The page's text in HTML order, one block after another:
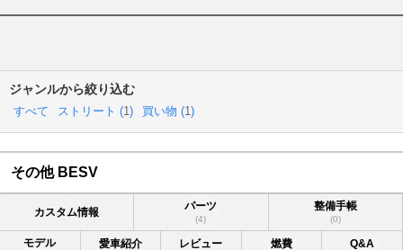
ジャンルから絞り込む
すべて ストリート (1) 買い物 (1)
その他 BESV
カスタム情報 パーツ
(4)
整備手帳
(0)
モデル
愛車紹介 レビュー 燃費 Q&A